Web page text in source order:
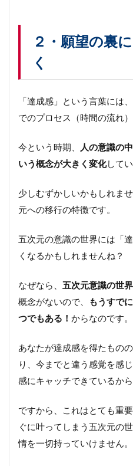
２・願望の裏
く
「達成感」という言葉には
でのプロセス（時間の流れ）
今という時期、
人の意識の
いう概念が大きく変化してい
少しむずかしいかもしれま
元への移行の特徴です。
五次元の意識の世界には「
くなるかもしれませんね？
なぜなら、 五次元意識の世界
概念がないので、
もうすで
つでもある！ からなのです。
あなたが達成感を得たもの
り、今までと違う感覚を感
感にキャッチできているから
ですから、これはとても重
ぐに叶ってしまう五次元の
情を一切持っていけません。